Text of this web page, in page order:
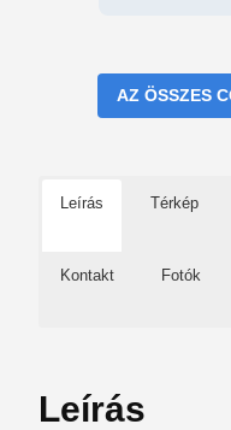
AZ ÖSSZES
Leírás Térkép
Kontakt Fotók
Leírás